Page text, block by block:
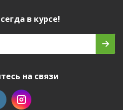
в курсе!
на связи